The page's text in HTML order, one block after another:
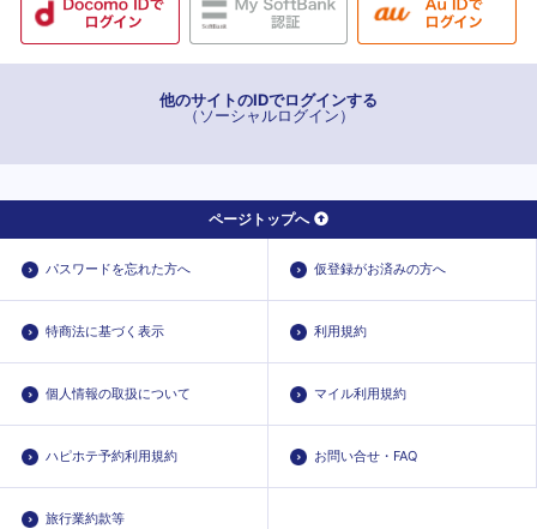
他のサイトのIDでログインする
（ソーシャルログイン）
ページトップへ
パスワードを忘れた方へ 仮登録がお済みの方へ
特商法に基づく表示 利用規約
個人情報の取扱について マイル利用規約
ハピホテ予約利用規約 お問い合せ・FAQ
旅行業約款等